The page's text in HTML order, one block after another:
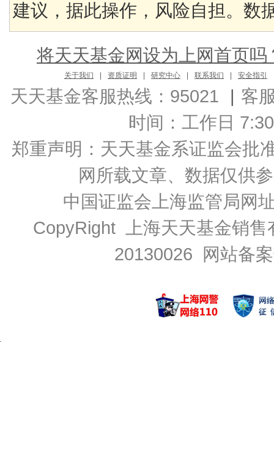
建议，据此操作，风险自担。数
将天天基金网设为上网首页吗
关于我们 资质证明 研究中心 联系我们 安全指引
天天基金客服热线：95021 | 客
时间：工作日
郑重声明： 天天基金系证监会批
网所载文章、数据仅供
中国证监会上海监管局网
CopyRight 上海天天基金销
20130026 网站备